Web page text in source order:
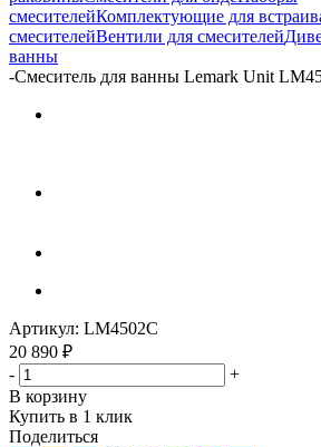
смесителейКомплектующие для
смесителейВентили для смесителей
ванны
-Смеситель для ванны Lemark Unit
Артикул: LM4502C
20 890 ₽
-
+
В корзину
Купить в 1 клик
Поделиться